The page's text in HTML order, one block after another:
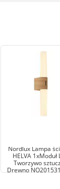
Nordlux Lampa
HELVA 1xModuł
Tworzywo
Drewno